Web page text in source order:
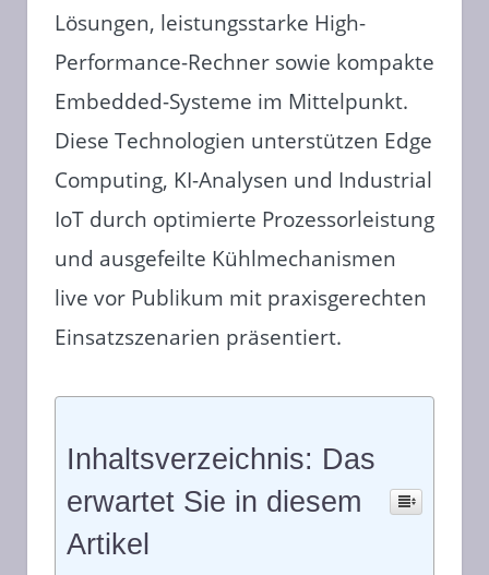
Lösungen, leistungsstarke High-
Performance-Rechner sowie kompakte
Embedded-Systeme im Mittelpunkt.
Diese Technologien unterstützen Edge
Computing, KI-Analysen und Industrial
IoT durch optimierte Prozessorleistung
und ausgefeilte Kühlmechanismen
live vor Publikum mit praxisgerechten
Einsatzszenarien präsentiert.
Inhaltsverzeichnis: Das
erwartet Sie in diesem
Artikel